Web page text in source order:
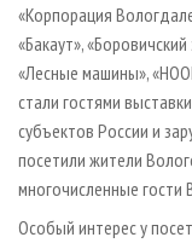
«Корпорация
«Бакаут»,
«Лесные машины»,
стали гостями
субъектов России и
посетили жители
многочисленные гости
Особый интерес у